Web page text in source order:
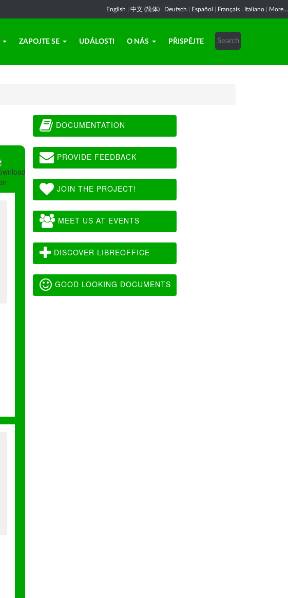
English 中文 (简体) Deutsch Español Français Italiano More...
ZAPOJTE SE UDÁLOSTI O NÁS PŘISPĚJTE
DOCUMENTATION
PROVIDE FEEDBACK
JOIN THE PROJECT!
MEET US AT EVENTS
DISCOVER LIBREOFFICE
GOOD LOOKING DOCUMENTS